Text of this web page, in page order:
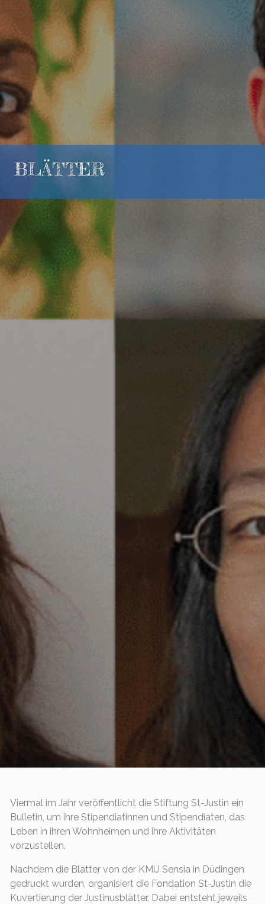
BLÄTTER
Viermal im Jahr veröffentlicht die Stiftung St-Justin ein
Bulletin, um ihre Stipendiatinnen und Stipendiaten, das
Leben in ihren Wohnheimen und ihre Aktivitäten
vorzustellen.
Nachdem die Blätter von der KMU Sensia in Düdingen
gedruckt wurden, organisiert die Fondation St-Justin die
Kuvertierung der Justinusblätter. Dabei entsteht jeweils